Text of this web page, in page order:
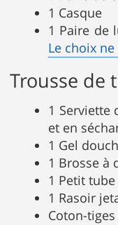
1 Casque
1 Paire de
Le choix
Trousse de
1 Serviette
et en
1 Gel
1 Brosse à
1 Petit
1 Rasoir
Coton-tiges